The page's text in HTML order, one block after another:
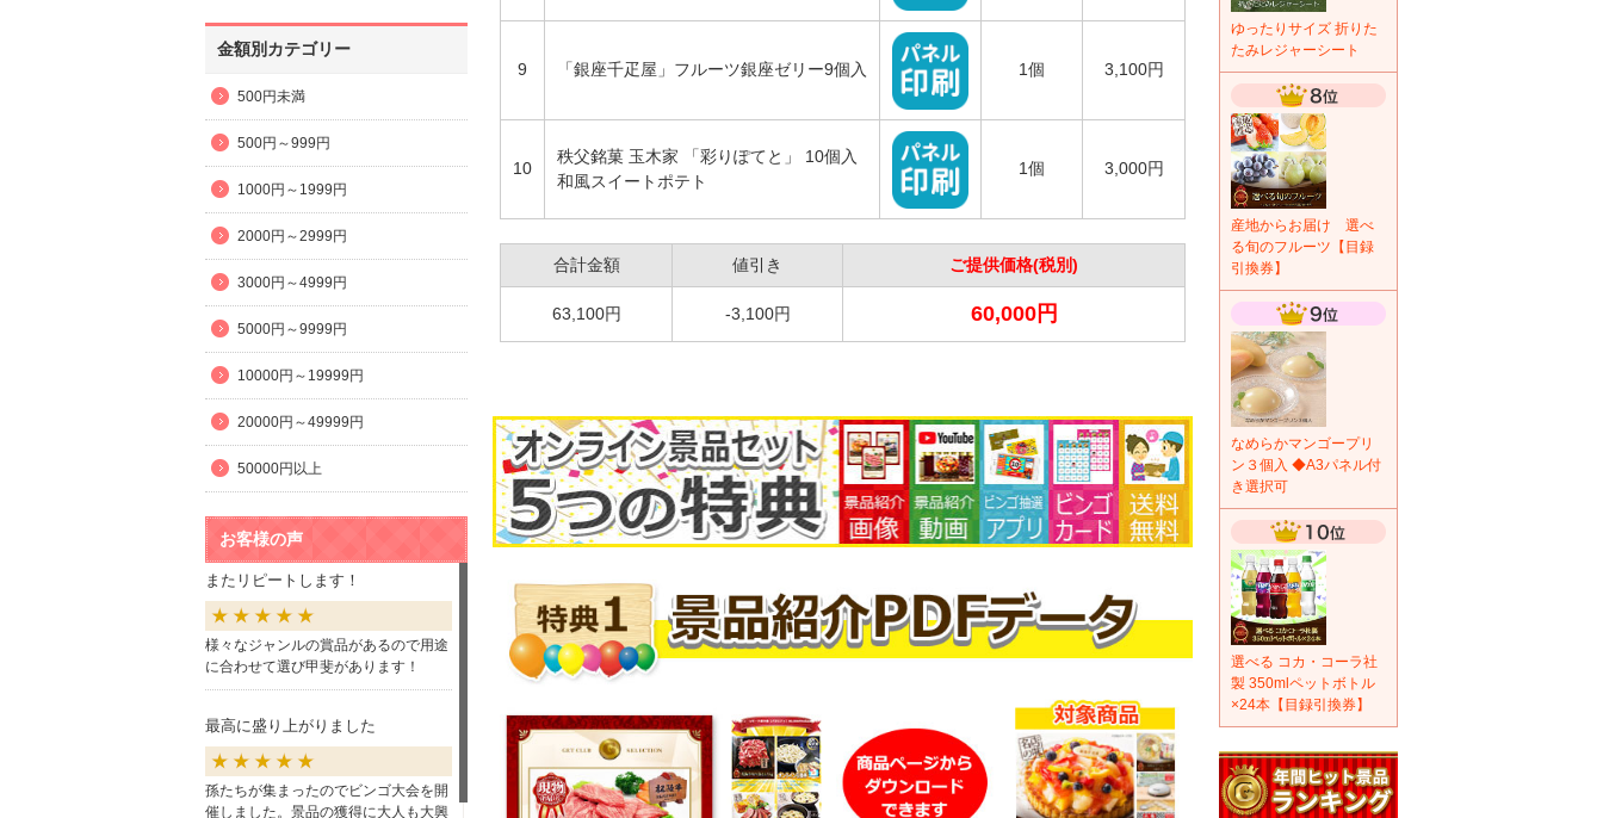
金額別カテゴリー
500円未満
500円～999円
1000円～1999円
2000円～2999円
3000円～4999円
5000円～9999円
10000円～19999円
20000円～49999円
50000円以上
お客様の声
またリピートします！
様々なジャンルの賞品があるので用途
に合わせて選び甲斐があります！
最高に盛り上がりました
孫たちが集まったのでビンゴ大会を開
催しました。景品の獲得に大人も大興
9 「銀座千疋屋」フルーツ銀座ゼリー9個入 1個 3,100円
10
秩父銘菓 玉木家 「彩りぽてと」 10個入
和風スイートポテト
1個 3,000円
合計金額 値引き ご提供価格(税別)
63,100円 -3,100円 60,000円
ゆったりサイズ 折りた
たみレジャーシート
産地からお届け 選べ
る旬のフルーツ【目録
引換券】
なめらかマンゴープリ
ン３個入 ◆A3パネル付
き選択可
選べる コカ・コーラ社
製 350mlペットボトル
×24本【目録引換券】